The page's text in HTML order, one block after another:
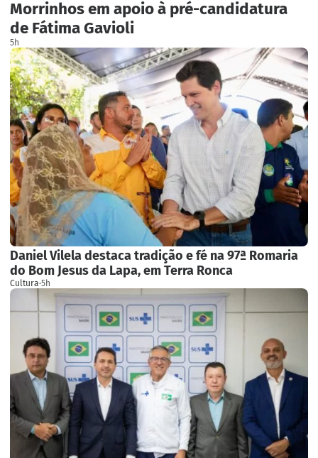
Morrinhos em apoio à pré-candidatura
de Fátima Gavioli
5h
Daniel Vilela destaca tradição e fé na 97ª Romaria
do Bom Jesus da Lapa, em Terra Ronca
Cultura·5h